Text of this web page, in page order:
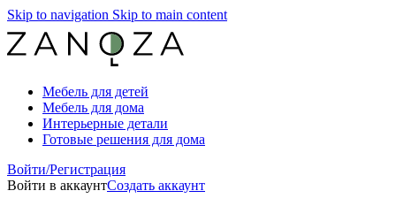
Skip to navigation Skip to main content
Мебель для детей
Мебель для дома
Интерьерные детали
Готовые решения для дома
Войти/Регистрация
Войти в аккаунтСоздать аккаунт